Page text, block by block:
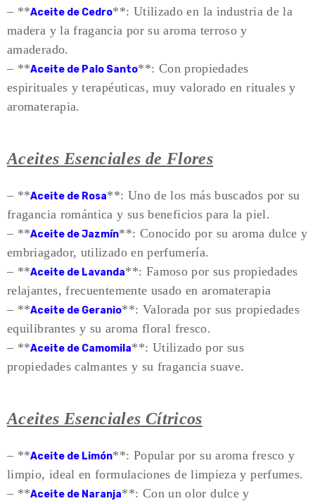
– **Aceite de Cedro**: Utilizado en la industria de la
madera y la fragancia por su aroma terroso y
amaderado.
– **Aceite de Palo Santo**: Con propiedades
espirituales y terapéuticas, muy valorado en rituales y
aromaterapia.
Aceites Esenciales de Flores
– **Aceite de Rosa**: Uno de los más buscados por su
fragancia romántica y sus beneficios para la piel.
– **Aceite de Jazmín**: Conocido por su aroma dulce y
embriagador, utilizado en perfumería.
– **Aceite de Lavanda**: Famoso por sus propiedades
relajantes, frecuentemente usado en aromaterapia
– **Aceite de Geranio**: Valorada por sus propiedades
equilibrantes y su aroma floral fresco.
– **Aceite de Camomila**: Utilizado por sus
propiedades calmantes y su fragancia suave.
Aceites Esenciales Cítricos
– **Aceite de Limón**: Popular por su aroma fresco y
limpio, ideal en formulaciones de limpieza y perfumes.
– **Aceite de Naranja**: Con un olor dulce y